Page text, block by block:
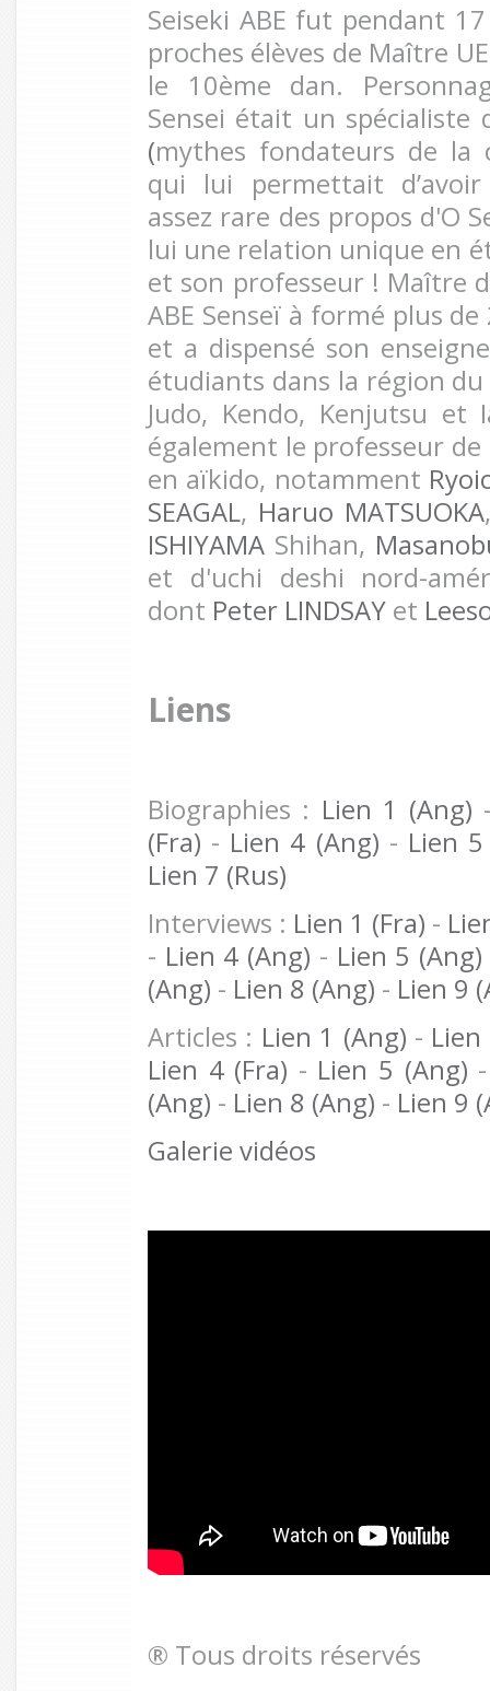
Seiseki ABE fut pendant
proches élèves de Maître
le 10ème dan.
Sensei était un
(mythes fondateurs de la
qui lui permettait
assez rare des propos d'O
lui une relation unique en
et son professeur ! Maître
ABE Senseï à formé plus
et a dispensé son
étudiants dans la région
Judo, Kendo, Kenjutsu et
également le professeur
en aïkido, notamment
SEAGAL, Haruo MATSUOKA
ISHIYAMA Shihan,
et d'uchi deshi nord-
dont Peter LINDSAY et
Liens
Biographies : Lien 1 (Ang)
(Fra) - Lien 4 (Ang) - Lien
Lien 7 (Rus)
Interviews : Lien 1 (Fra) -
- Lien 4 (Ang) - Lien 5 (Ang)
(Ang) - Lien 8 (Ang) - Lien 9
Articles : Lien 1 (Ang) - Lien
Lien 4 (Fra) - Lien 5 (Ang)
(Ang) - Lien 8 (Ang) - Lien 9
Galerie vidéos
® Tous droits réservés